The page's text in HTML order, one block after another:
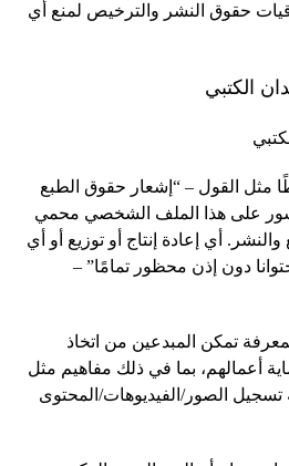
حقوق النشر والترخيص لمنع أي
مثل القول – “إشعار حقوق الطبع
على هذا الملف الشخصي محمي
أي إعادة إنتاج أو توزيع أو أي
دون إذن محظور تمامًا” –
تمكن المبدعين من اتخاذ
أعمالهم، بما في ذلك مفاهيم مثل
تسجيل الصور/الفيديوهات/المحتوى